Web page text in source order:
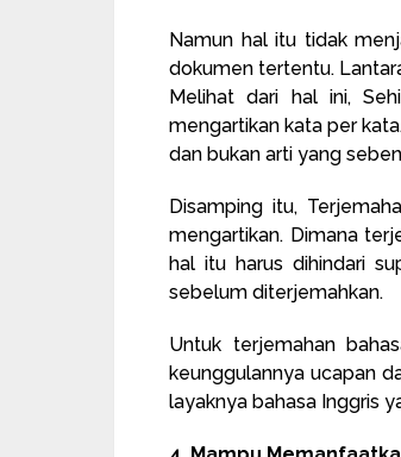
Namun hal itu tidak
dokumen tertentu.
Melihat dari hal ini,
mengartikan kata per
dan bukan arti yang
Disamping itu,
mengartikan. Dimana
hal itu harus dihindari
sebelum diterjemahkan.
Untuk terjemahan
keunggulannya ucapan
layaknya bahasa Inggris